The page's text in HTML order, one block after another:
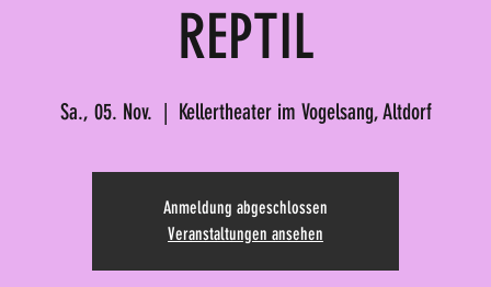
REPTIL
Sa., 05. Nov.
  |
Kellertheater im Vogelsang, Altdorf
Anmeldung abgeschlossen
Veranstaltungen ansehen